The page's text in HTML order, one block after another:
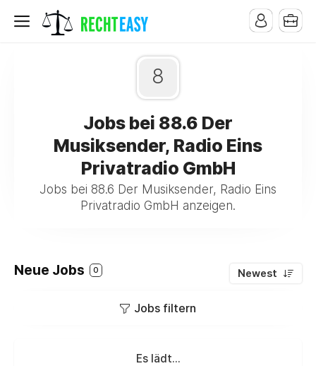
8
Jobs bei 88.6 Der
Musiksender, Radio Eins
Privatradio GmbH
Jobs bei 88.6 Der Musiksender, Radio Eins
Privatradio GmbH anzeigen.
Neue Jobs 0 Newest
Jobs filtern
Es lädt...